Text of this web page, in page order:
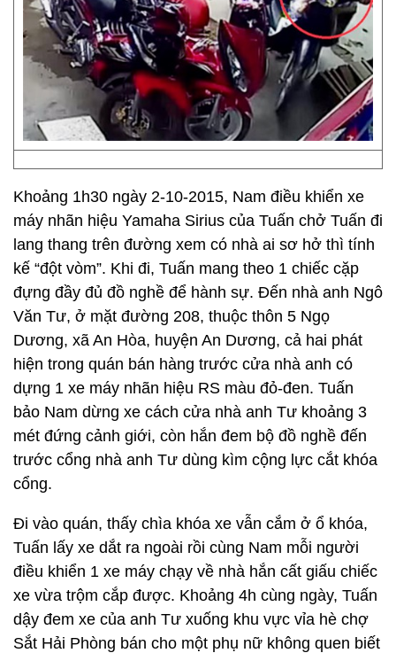
Khoảng 1h30 ngày 2-10-2015, Nam điều khiển xe
máy nhãn hiệu Yamaha Sirius của Tuấn chở Tuấn đi
lang thang trên đường xem có nhà ai sơ hở thì tính
kế “đột vòm”. Khi đi, Tuấn mang theo 1 chiếc cặp
đựng đầy đủ đồ nghề để hành sự. Đến nhà anh Ngô
Văn Tư, ở mặt đường 208, thuộc thôn 5 Ngọ
Dương, xã An Hòa, huyện An Dương, cả hai phát
hiện trong quán bán hàng trước cửa nhà anh có
dựng 1 xe máy nhãn hiệu RS màu đỏ-đen. Tuấn
bảo Nam dừng xe cách cửa nhà anh Tư khoảng 3
mét đứng cảnh giới, còn hắn đem bộ đồ nghề đến
trước cổng nhà anh Tư dùng kìm cộng lực cắt khóa
cổng.
Đi vào quán, thấy chìa khóa xe vẫn cắm ở ổ khóa,
Tuấn lấy xe dắt ra ngoài rồi cùng Nam mỗi người
điều khiển 1 xe máy chạy về nhà hắn cất giấu chiếc
xe vừa trộm cắp được. Khoảng 4h cùng ngày, Tuấn
dậy đem xe của anh Tư xuống khu vực vỉa hè chợ
Sắt Hải Phòng bán cho một phụ nữ không quen biết